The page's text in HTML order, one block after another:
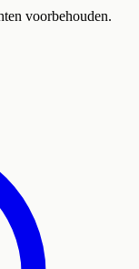
voorbehouden.